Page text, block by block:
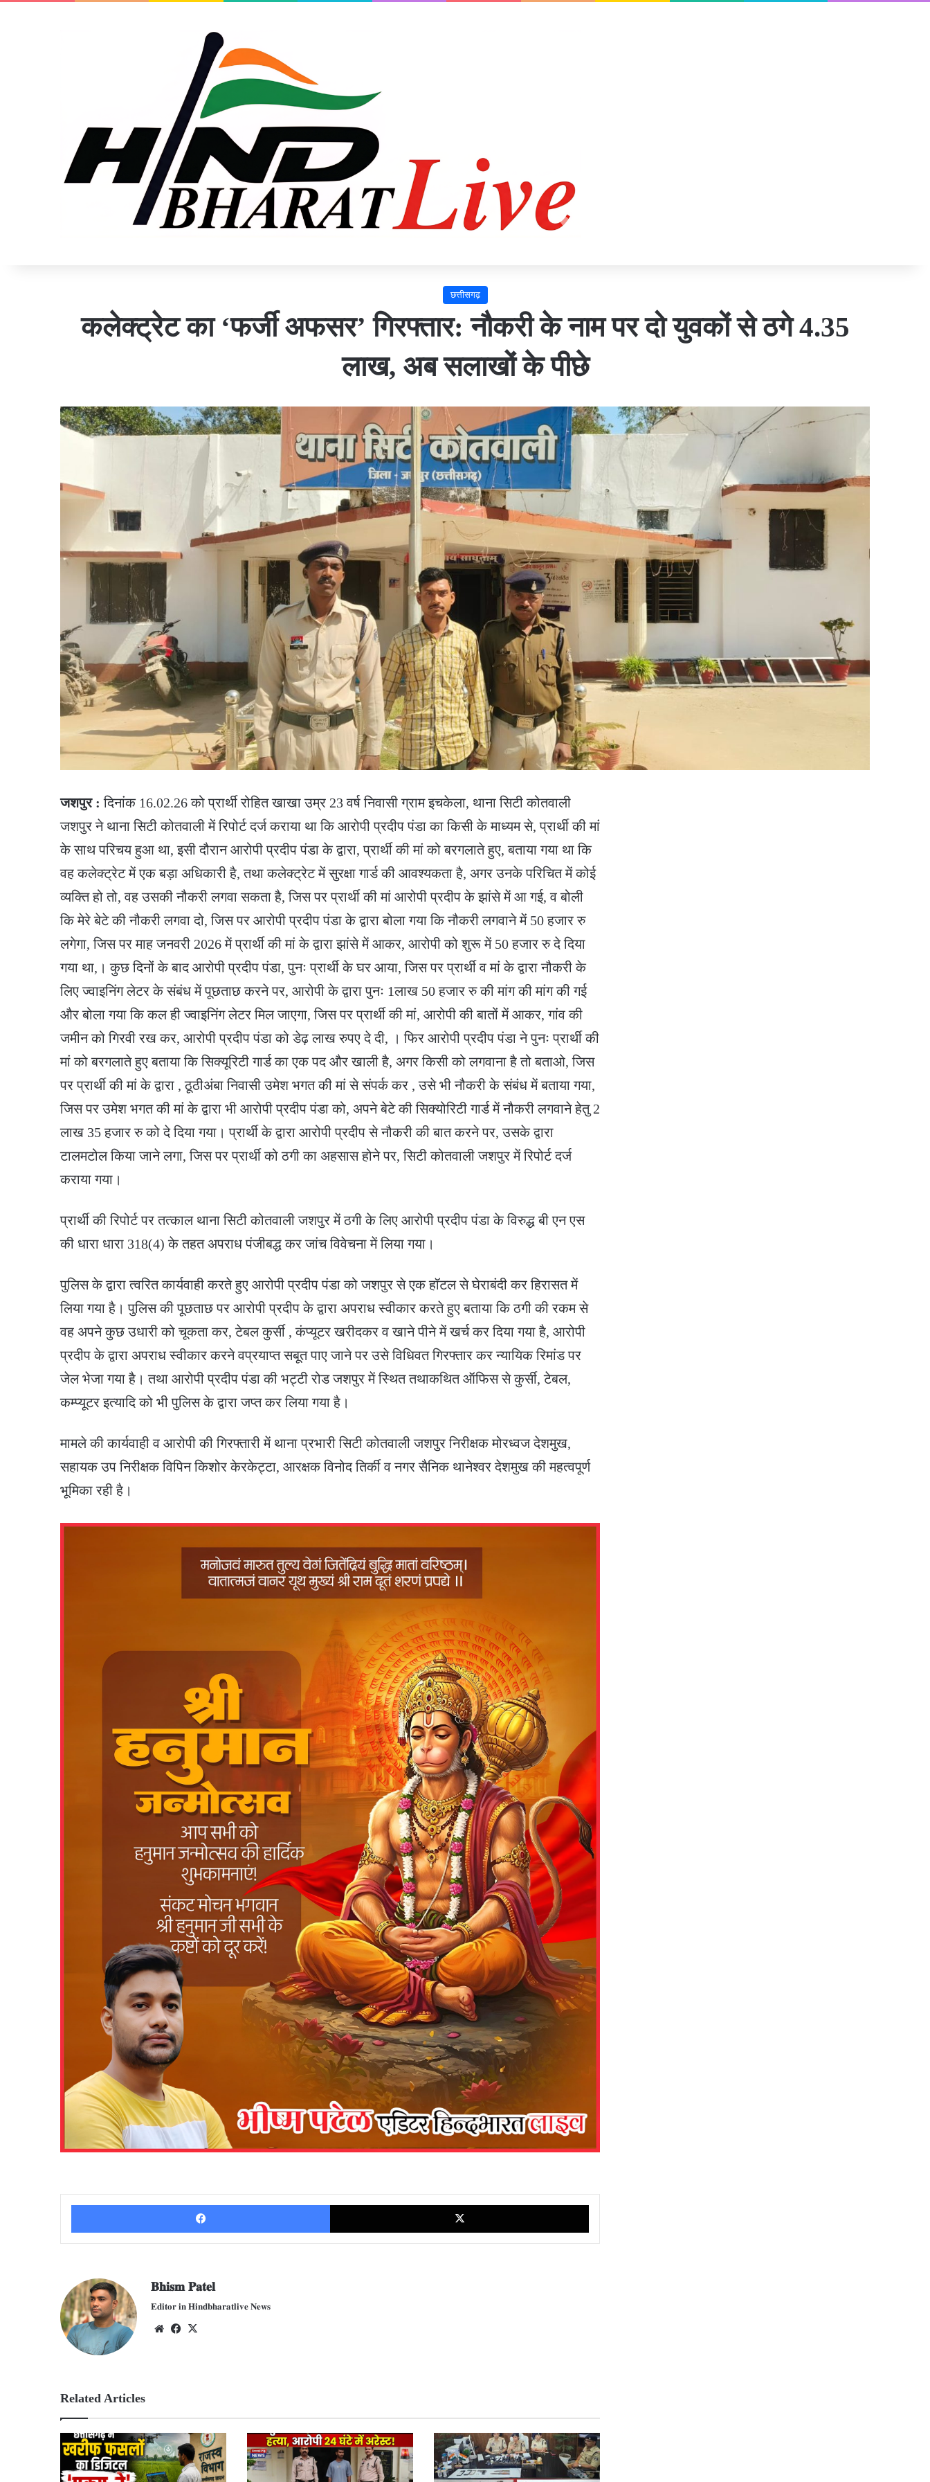
छत्तीसगढ़
कलेक्ट्रेट का ‘फर्जी अफसर’ गिरफ्तार: नौकरी के नाम पर दो युवकों से ठगे 4.35
लाख, अब सलाखों के पीछे
जशपुर : दिनांक 16.02.26 को प्रार्थी रोहित खाखा उम्र 23 वर्ष निवासी ग्राम इचकेला, थाना सिटी कोतवाली
जशपुर ने थाना सिटी कोतवाली में रिपोर्ट दर्ज कराया था कि आरोपी प्रदीप पंडा का किसी के माध्यम से, प्रार्थी की मां
के साथ परिचय हुआ था, इसी दौरान आरोपी प्रदीप पंडा के द्वारा, प्रार्थी की मां को बरगलाते हुए, बताया गया था कि
वह कलेक्ट्रेट में एक बड़ा अधिकारी है, तथा कलेक्ट्रेट में सुरक्षा गार्ड की आवश्यकता है, अगर उनके परिचित में कोई
व्यक्ति हो तो, वह उसकी नौकरी लगवा सकता है, जिस पर प्रार्थी की मां आरोपी प्रदीप के झांसे में आ गई, व बोली
कि मेरे बेटे की नौकरी लगवा दो, जिस पर आरोपी प्रदीप पंडा के द्वारा बोला गया कि नौकरी लगवाने में 50 हजार रु
लगेगा, जिस पर माह जनवरी 2026 में प्रार्थी की मां के द्वारा झांसे में आकर, आरोपी को शुरू में 50 हजार रु दे दिया
गया था,। कुछ दिनों के बाद आरोपी प्रदीप पंडा, पुनः प्रार्थी के घर आया, जिस पर प्रार्थी व मां के द्वारा नौकरी के
लिए ज्वाइनिंग लेटर के संबंध में पूछताछ करने पर, आरोपी के द्वारा पुनः 1लाख 50 हजार रु की मांग की मांग की गई
और बोला गया कि कल ही ज्वाइनिंग लेटर मिल जाएगा, जिस पर प्रार्थी की मां, आरोपी की बातों में आकर, गांव की
जमीन को गिरवी रख कर, आरोपी प्रदीप पंडा को डेढ़ लाख रुपए दे दी, । फिर आरोपी प्रदीप पंडा ने पुनः प्रार्थी की
मां को बरगलाते हुए बताया कि सिक्यूरिटी गार्ड का एक पद और खाली है, अगर किसी को लगवाना है तो बताओ, जिस
पर प्रार्थी की मां के द्वारा , ठूठीअंबा निवासी उमेश भगत की मां से संपर्क कर , उसे भी नौकरी के संबंध में बताया गया,
जिस पर उमेश भगत की मां के द्वारा भी आरोपी प्रदीप पंडा को, अपने बेटे की सिक्योरिटी गार्ड में नौकरी लगवाने हेतु 2
लाख 35 हजार रु को दे दिया गया। प्रार्थी के द्वारा आरोपी प्रदीप से नौकरी की बात करने पर, उसके द्वारा
टालमटोल किया जाने लगा, जिस पर प्रार्थी को ठगी का अहसास होने पर, सिटी कोतवाली जशपुर में रिपोर्ट दर्ज
कराया गया।
प्रार्थी की रिपोर्ट पर तत्काल थाना सिटी कोतवाली जशपुर में ठगी के लिए आरोपी प्रदीप पंडा के विरुद्ध बी एन एस
की धारा धारा 318(4) के तहत अपराध पंजीबद्ध कर जांच विवेचना में लिया गया।
पुलिस के द्वारा त्वरित कार्यवाही करते हुए आरोपी प्रदीप पंडा को जशपुर से एक हॉटल से घेराबंदी कर हिरासत में
लिया गया है। पुलिस की पूछताछ पर आरोपी प्रदीप के द्वारा अपराध स्वीकार करते हुए बताया कि ठगी की रकम से
वह अपने कुछ उधारी को चूकता कर, टेबल कुर्सी , कंप्यूटर खरीदकर व खाने पीने में खर्च कर दिया गया है, आरोपी
प्रदीप के द्वारा अपराध स्वीकार करने वप्रयाप्त सबूत पाए जाने पर उसे विधिवत गिरफ्तार कर न्यायिक रिमांड पर
जेल भेजा गया है। तथा आरोपी प्रदीप पंडा की भट्टी रोड जशपुर में स्थित तथाकथित ऑफिस से कुर्सी, टेबल,
कम्प्यूटर इत्यादि को भी पुलिस के द्वारा जप्त कर लिया गया है।
मामले की कार्यवाही व आरोपी की गिरफ्तारी में थाना प्रभारी सिटी कोतवाली जशपुर निरीक्षक मोरध्वज देशमुख,
सहायक उप निरीक्षक विपिन किशोर केरकेट्टा, आरक्षक विनोद तिर्की व नगर सैनिक थानेश्वर देशमुख की महत्वपूर्ण
भूमिका रही है।
Facebook
𝐁𝐡𝐢𝐬𝐦 𝐏𝐚𝐭𝐞𝐥
𝐄𝐝𝐢𝐭𝐨𝐫 𝐢𝐧 𝐇𝐢𝐧𝐝𝐛𝐡𝐚𝐫𝐚𝐭𝐥𝐢𝐯𝐞 𝐍𝐞𝐰𝐬
We
Fac
Related Articles